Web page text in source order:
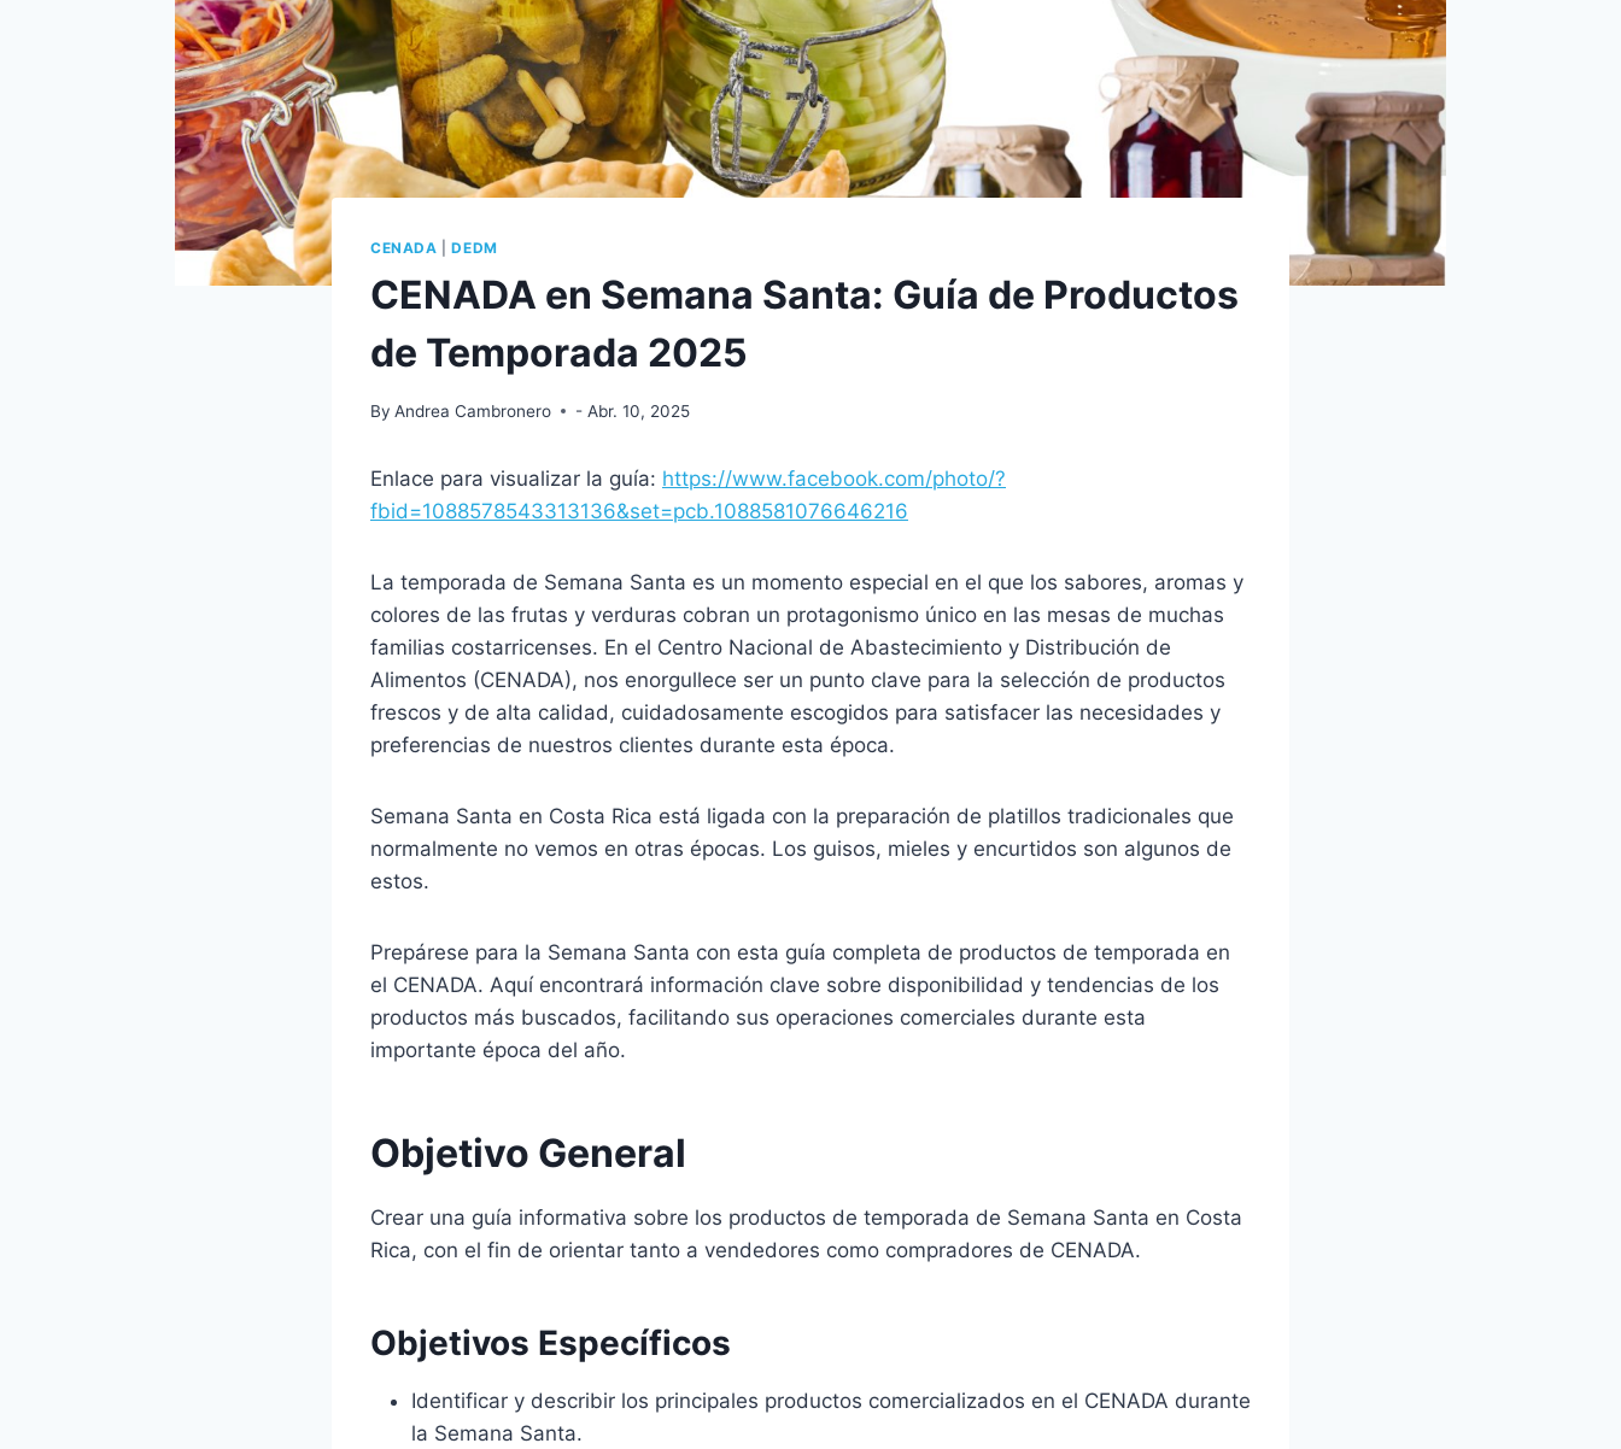
CENADA |DEDM
CENADA en Semana Santa: Guía de Productos
de Temporada 2025
By Andrea Cambronero - Abr. 10, 2025
Enlace para visualizar la guía: https://www.facebook.com/photo/?
fbid=1088578543313136&set=pcb.1088581076646216
La temporada de Semana Santa es un momento especial en el que los sabores, aromas y
colores de las frutas y verduras cobran un protagonismo único en las mesas de muchas
familias costarricenses. En el Centro Nacional de Abastecimiento y Distribución de
Alimentos (CENADA), nos enorgullece ser un punto clave para la selección de productos
frescos y de alta calidad, cuidadosamente escogidos para satisfacer las necesidades y
preferencias de nuestros clientes durante esta época.
Semana Santa en Costa Rica está ligada con la preparación de platillos tradicionales que
normalmente no vemos en otras épocas. Los guisos, mieles y encurtidos son algunos de
estos.
Prepárese para la Semana Santa con esta guía completa de productos de temporada en
el CENADA. Aquí encontrará información clave sobre disponibilidad y tendencias de los
productos más buscados, facilitando sus operaciones comerciales durante esta
importante época del año.
Objetivo General
Crear una guía informativa sobre los productos de temporada de Semana Santa en Costa
Rica, con el fin de orientar tanto a vendedores como compradores de CENADA.
Objetivos Específicos
Identificar y describir los principales productos comercializados en el CENADA durante
la Semana Santa.